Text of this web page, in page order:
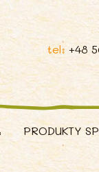
tel: +48
PRODUKTY